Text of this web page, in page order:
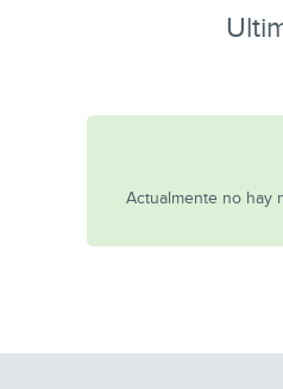
Actualmente no hay